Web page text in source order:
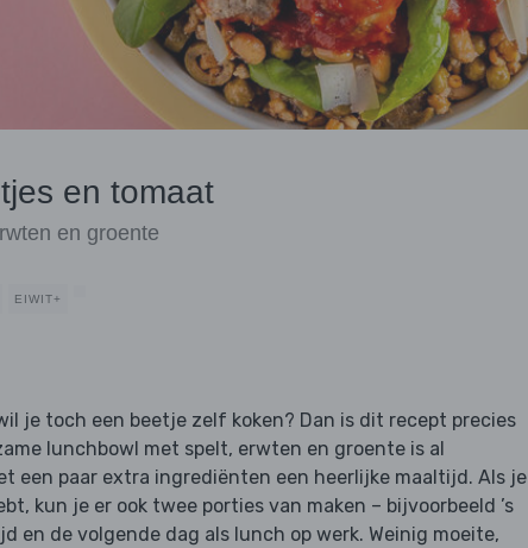
en tomaat
en groente
EIWIT+
je toch een beetje zelf koken? Dan is dit recept precies
lunchbowl met spelt, erwten en groente is al
een paar extra ingrediënten een heerlijke maaltijd. Als je
kun je er ook twee porties van maken – bijvoorbeeld ’s
en de volgende dag als lunch op werk. Weinig moeite,